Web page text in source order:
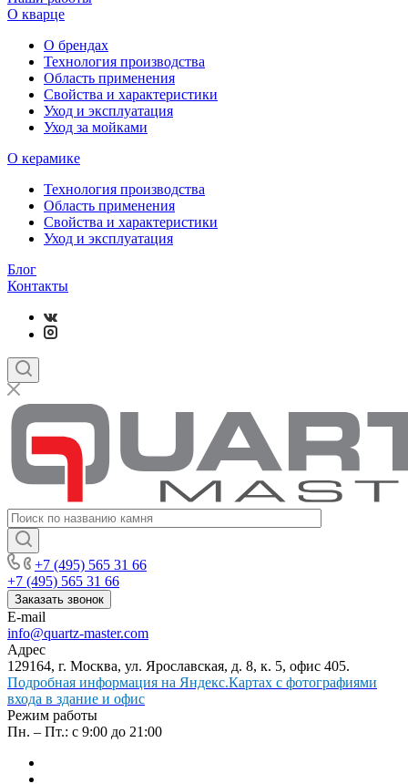
О кварце
О брендах
Технология производства
Область применения
Свойства и характеристики
Уход и эксплуатация
Уход за мойками
О керамике
Технология производства
Область применения
Свойства и характеристики
Уход и эксплуатация
Блог
Контакты
+7 (495) 565 31 66
+7 (495) 565 31 66
Заказать звонок
E-mail
info@quartz-master.com
Адрес
129164, г. Москва, ул. Ярославская, д. 8, к. 5, офис 405.
Подробная информация на Яндекс.Картах с фотографиями
входа в здание и офис
Режим работы
Пн. – Пт.: с 9:00 до 21:00